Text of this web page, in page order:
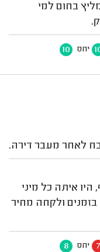
בחום למי
יחס 10
לאחר מעבר דירה.
איתה כל מיני
ולקחה מחיר
7 יחס 8